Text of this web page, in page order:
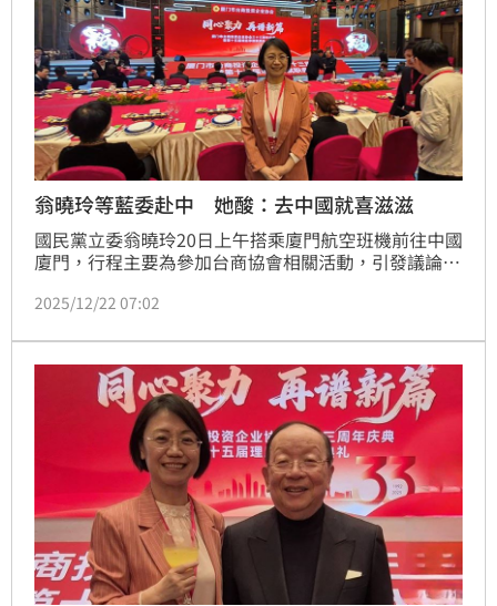
翁曉玲等藍委赴中 她酸：去中國就喜滋滋
國民黨立委翁曉玲20日上午搭乘廈門航空班機前往中國
廈門，行程主要為參加台商協會相關活動，引發議論。
國正在舉行廈門台商成立33週年活動，積極接觸國民黨
元之等人也被直擊搭機前往。民進黨立委吳思瑤就發文
開酸，「在台灣都奧嘟嘟，去到中國就喜滋滋？」
2025/12/22 07:02